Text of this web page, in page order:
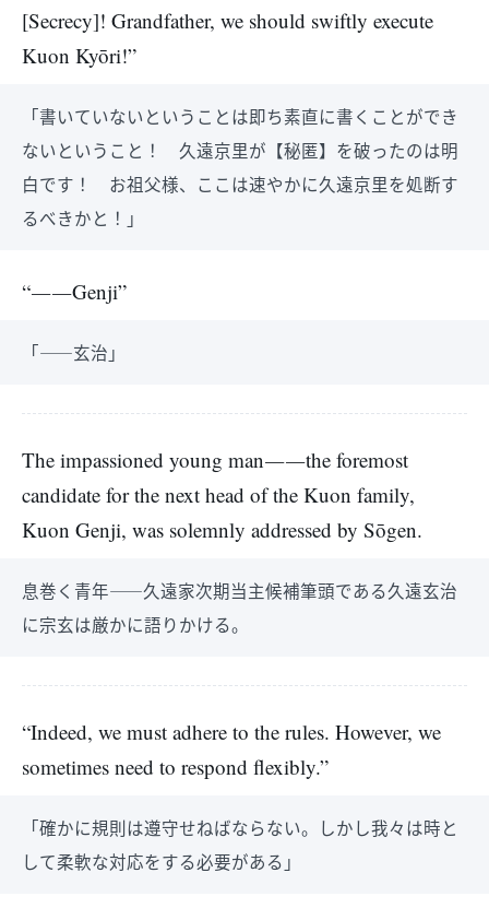
[Secrecy]! Grandfather, we should swiftly execute
Kuon Kyōri!”
「書いていないということは即ち素直に書くことができ
ないということ！ 久遠京里が【秘匿】を破ったのは明
白です！ お祖父様、ここは速やかに久遠京里を処断す
るべきかと！」
“――Genji”
「――玄治」
The impassioned young man――the foremost
candidate for the next head of the Kuon family,
Kuon Genji, was solemnly addressed by Sōgen.
息巻く青年――久遠家次期当主候補筆頭である久遠玄治
に宗玄は厳かに語りかける。
“Indeed, we must adhere to the rules. However, we
sometimes need to respond flexibly.”
「確かに規則は遵守せねばならない。しかし我々は時と
して柔軟な対応をする必要がある」